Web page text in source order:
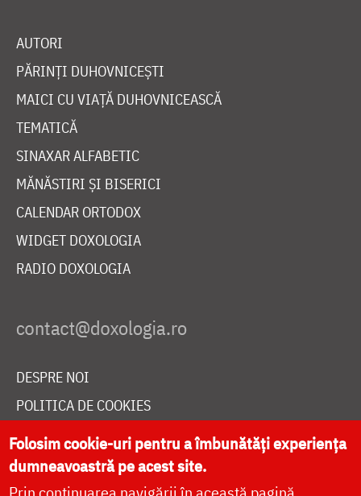
AUTORI
PĂRINȚI DUHOVNICEȘTI
MAICI CU VIAȚĂ DUHOVNICEASCĂ
TEMATICĂ
SINAXAR ALFABETIC
MĂNĂSTIRI ȘI BISERICI
CALENDAR ORTODOX
WIDGET DOXOLOGIA
RADIO DOXOLOGIA
DESPRE NOI
POLITICA DE COOKIES
DONEAZĂ ONLINE PENTRU CATEDRALA NAȚIONALĂ
Folosim cookie-uri pentru a îmbunătăți experiența
dumneavoastră pe acest site.